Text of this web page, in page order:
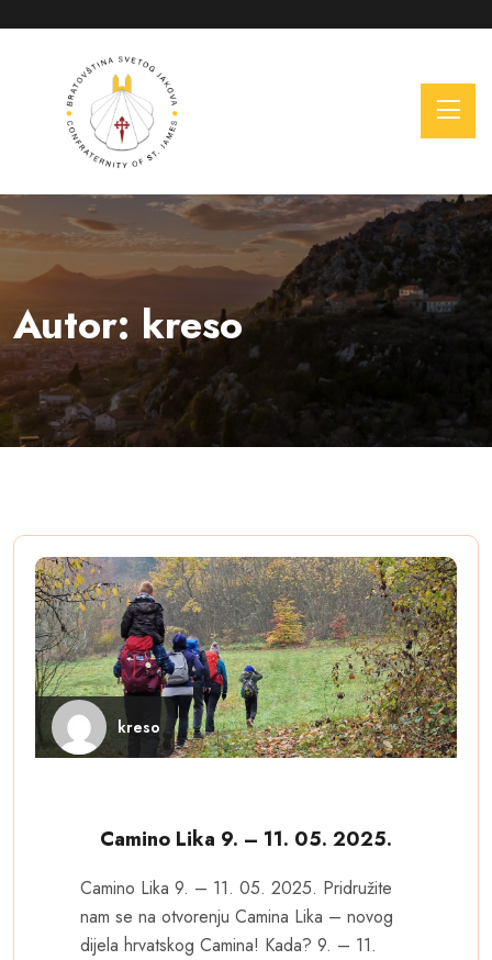
Autor: kreso
kreso
Camino Lika 9. – 11. 05. 2025.
Camino Lika 9. – 11. 05. 2025. Pridružite
nam se na otvorenju Camina Lika – novog
dijela hrvatskog Camina! Kada? 9. – 11.